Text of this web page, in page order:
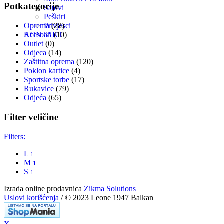
Satovi
Peškiri
Privjesci
KONTAKT
Potkategorije
Oprema (28)
Acesoari (10)
Outlet (0)
Odjeca (14)
Zaštitna oprema (120)
Poklon kartice (4)
Sportske torbe (17)
Rukavice (79)
Odjeća (65)
Filter veličine
Filters:
L 1
M 1
S 1
Izrada online prodavnica Zikma Solutions
Uslovi korišćenja / © 2023 Leone 1947 Balkan